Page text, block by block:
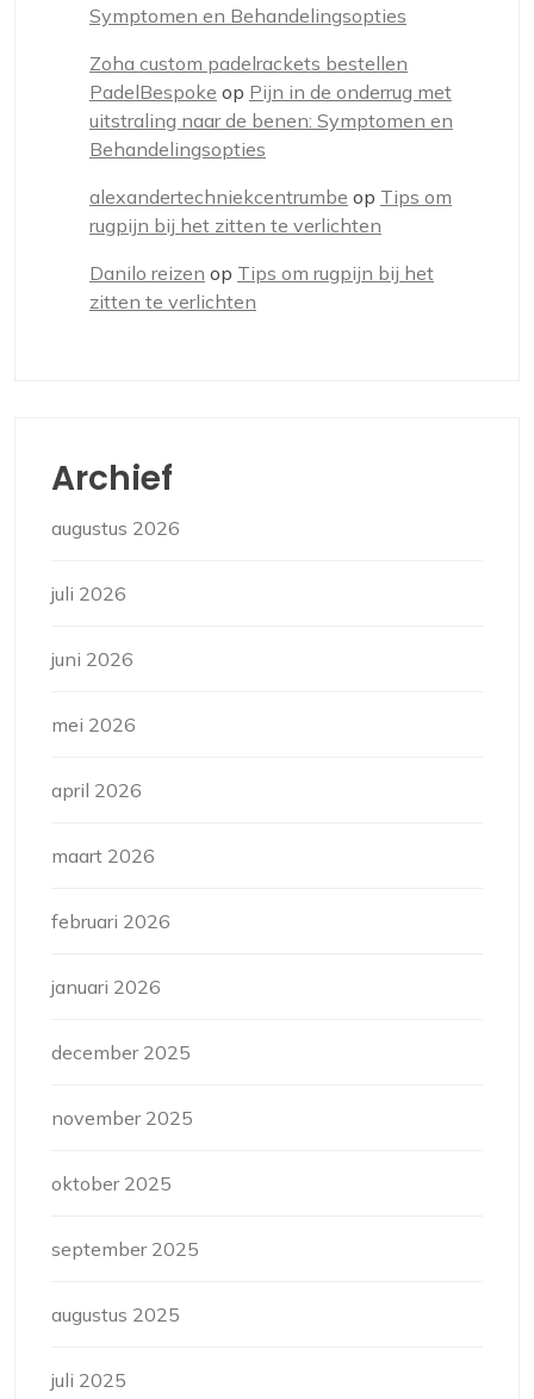
Symptomen en Behandelingsopties
Zoha custom padelrackets bestellen
PadelBespoke op Pijn in de onderrug met
uitstraling naar de benen: Symptomen en
Behandelingsopties
alexandertechniekcentrumbe op Tips om
rugpijn bij het zitten te verlichten
Danilo reizen op Tips om rugpijn bij het
zitten te verlichten
Archief
augustus 2026
juli 2026
juni 2026
mei 2026
april 2026
maart 2026
februari 2026
januari 2026
december 2025
november 2025
oktober 2025
september 2025
augustus 2025
juli 2025